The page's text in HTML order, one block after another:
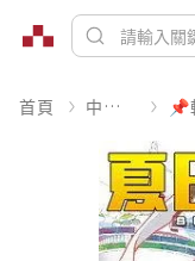
首頁 中文書